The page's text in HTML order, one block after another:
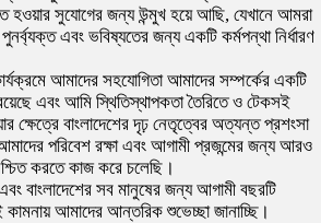
সুযোগের জন্য উন্মুখ হয়ে আছি, যেখানে আমরা
এবং ভবিষ্যতের জন্য একটি কর্মপন্থা নির্ধারণ
আমাদের সহযোগিতা আমাদের সম্পর্কের একটি
রয়েছে এবং আমি স্থিতিস্থাপকতা তৈরিতে ও টেকসই
ক্ষেত্রে বাংলাদেশের দৃঢ় নেতৃত্বের অত্যন্ত প্রশংসা
পরিবেশ রক্ষা এবং আগামী প্রজন্মের জন্য আরও
করতে কাজ করে চলেছি।
বাংলাদেশের সব মানুষের জন্য আগামী বছরটি
আমাদের আন্তরিক শুভেচ্ছা জানাচ্ছি।